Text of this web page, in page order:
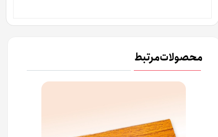
محصولات مرتبط